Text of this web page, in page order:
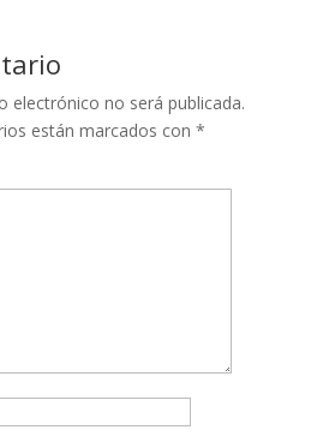
electrónico no será publicada.
están marcados con *